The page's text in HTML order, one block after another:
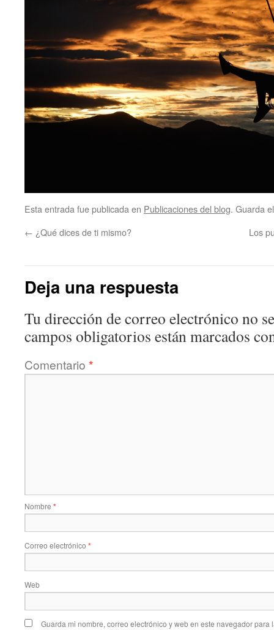
Esta entrada fue publicada en Publicaciones del blog. Guarda
← ¿Qué dices de ti mismo? Los
Deja una respuesta
Tu dirección de correo electrónico no
campos obligatorios están marcados
Comentario *
Nombre *
Correo electrónico *
Web
Guarda mi nombre, correo electrónico y web en este navegador para